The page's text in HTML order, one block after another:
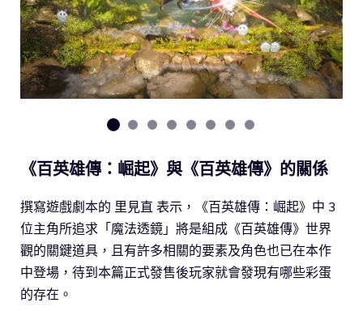
《百英雄傳：崛起》與《百英雄傳》的關係
撰寫遊戲劇本的 里見直 表示，《百英雄傳：崛起》中 3
位主角所追求「魔法透鏡」將是組成《百英雄傳》世界
觀的關鍵道具，且有許多相關的要素及角色也已在本作
中登場，待到本篇正式發售後玩家就會發現有哪些彩蛋
的存在。